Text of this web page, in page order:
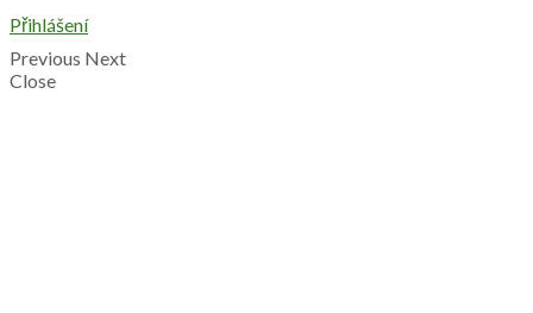
Přihlášení
Previous Next
Close